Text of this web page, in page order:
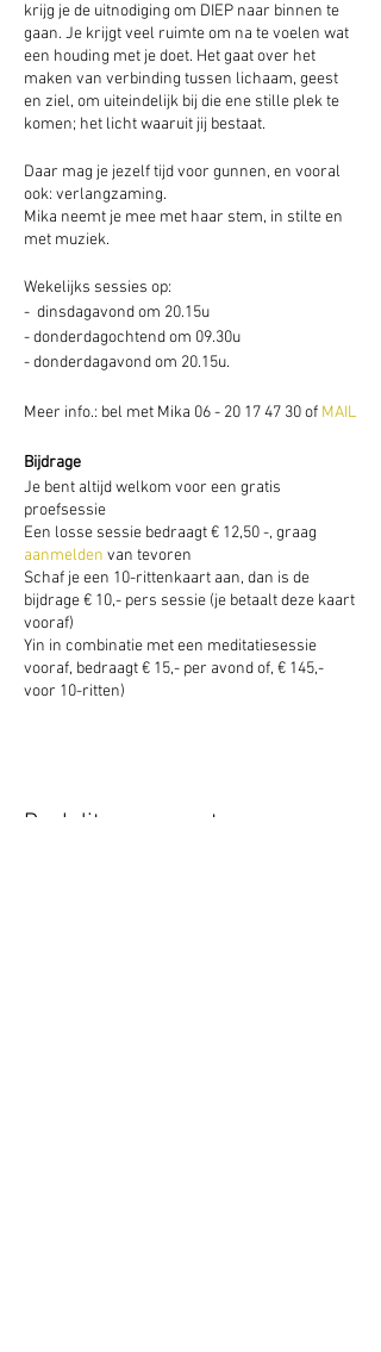
krijg je de uitnodiging om DIEP naar binnen te
gaan. Je krijgt veel ruimte om na te voelen wat
een houding met je doet. Het gaat over het
maken van verbinding tussen lichaam, geest
en ziel, om uiteindelijk bij die ene stille plek te
komen; het licht waaruit jij bestaat.
Daar mag je jezelf tijd voor gunnen, en vooral
ook: verlangzaming.
Mika neemt je mee met haar stem, in stilte en
met muziek.
Wekelijks sessies op:
- dinsdagavond om 20.15u
- donderdagochtend om 09.30u
- donderdagavond om 20.15u.
Meer info.: bel met Mika 06 - 20 17 47 30 of MAIL
Bijdrage
Je bent altijd welkom voor een gratis
proefsessie
Een losse sessie bedraagt € 12,50 -, graag
aanmelden van tevoren
Schaf je een 10-rittenkaart aan, dan is de
bijdrage € 10,- pers sessie (je betaalt deze kaart
vooraf)
Yin in combinatie met een meditatiesessie
vooraf, bedraagt € 15,- per avond of, € 145,-
voor 10-ritten)
Deel dit evenement